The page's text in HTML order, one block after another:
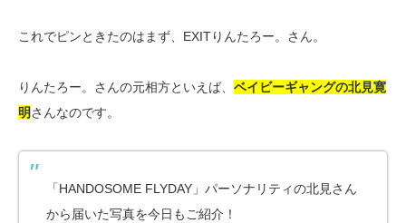
これでピンときたのはまず、EXITりんたろー。さん。
りんたろー。さんの元相方といえば、 ベイビーギャングの北見寛
明さんなのです。
「HANDOSOME FLYDAY」パーソナリティの北見さん
から届いた写真を今日もご紹介！